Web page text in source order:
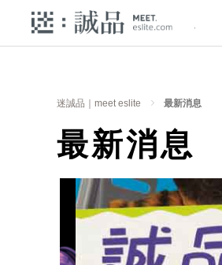
迷誠品｜meet eslite 最新消息
最新消息